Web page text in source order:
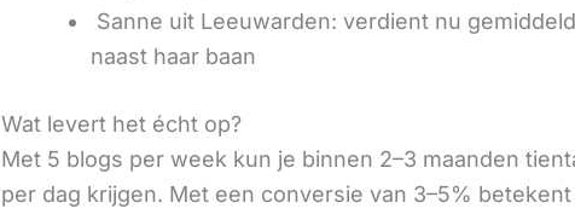
Sanne uit Leeuwarden: verdient nu
naast haar baan
Wat levert het écht op?
Met 5 blogs per week kun je binnen 2–3 maanden
per dag krijgen. Met een conversie van 3–5% betekent